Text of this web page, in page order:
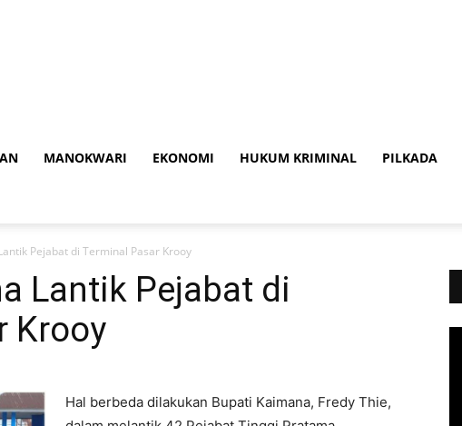
MANOKWARI EKONOMI HUKUM KRIMINAL PILKADA
Pejabat di Terminal Pasar Krooy
Lantik Pejabat di
Krooy
Hal berbeda dilakukan Bupati Kaimana, Fredy Thie,